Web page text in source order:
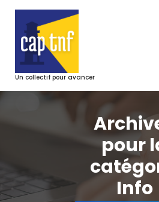
contenu
Un collectif pour avancer
pour
Info